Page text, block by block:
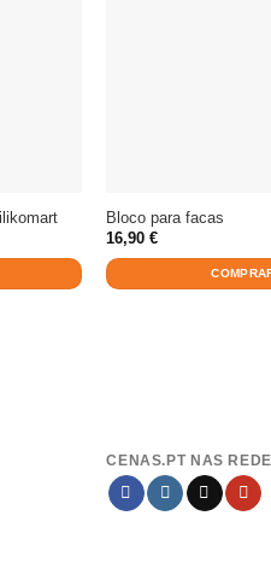
Bloco para facas
16,90 €
CENAS.PT NAS